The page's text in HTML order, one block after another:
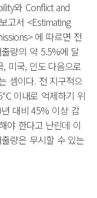
와 Conflict and
고서 <Estimating
에 따르면 전
량의 약 5.5%에 달
미국, 인도 다음으로
셈이다. 전 지구적으
이내로 억제하기 위
대비 45% 이상 감
야 한다고 난린데 이
량은 무시할 수 있는